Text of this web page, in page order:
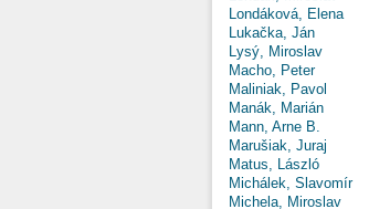
Londáková, Elena
Lukačka, Ján
Lysý, Miroslav
Macho, Peter
Maliniak, Pavol
Manák, Marián
Mann, Arne B.
Marušiak, Juraj
Matus, László
Michálek, Slavomír
Michela, Miroslav